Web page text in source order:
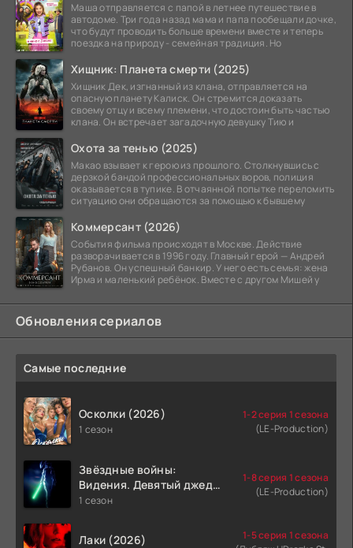
Маша отправляется с папой в летнее путешествие в
автодоме. Три года назад мама и папа пообещали дочке,
что будут проводить больше времени вместе и теперь
поездка на природу - семейная традиция. Но
Хищник: Планета смерти (2025)
Хищник Дек, изгнанный из клана, отправляется на
опасную планету Калиск. Он стремится доказать
своему отцу и всему племени, что достоин быть частью
клана. Он встречает загадочную девушку Тию и
Охота за тенью (2025)
Макао взывает к герою из прошлого. Столкнувшись с
дерзкой бандой профессиональных воров, полиция
оказывается в тупике. В отчаянной попытке переломить
ситуацию они обращаются за помощью к бывшему
Коммерсант (2026)
События фильма происходят в Москве. Действие
разворачивается в 1996 году. Главный герой — Андрей
Рубанов. Он успешный банкир. У него есть семья: жена
Ирма и маленький ребёнок. Вместе с другом Мишей у
Обновления сериалов
Самые последние
Осколки (2026)
1 сезон
1-2 серия 1 сезона
(LE-Production)
Звёздные войны:
Видения. Девятый джедай
(2026)
1 сезон
1-8 серия 1 сезона
(LE-Production)
Лаки (2026)
1-5 серия 1 сезона